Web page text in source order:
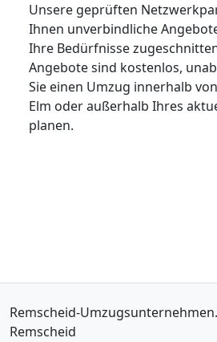
Unsere geprüften
Ihnen unverbindliche
Ihre Bedürfnisse
Angebote sind kostenlos,
Sie einen Umzug innerhalb
Elm oder außerhalb Ihres
planen.
Remscheid-
Remscheid